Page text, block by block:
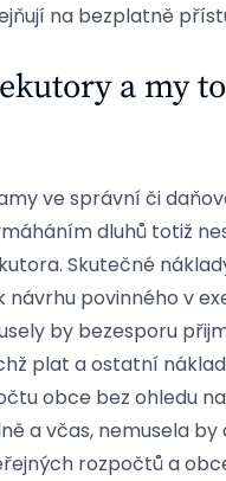
na bezplatně
a my
ve správní či
dluhů totiž
Skutečné
povinného v
by bezesporu
plat a ostatní
obce bez ohledu
a včas, nemusela
rozpočtů a